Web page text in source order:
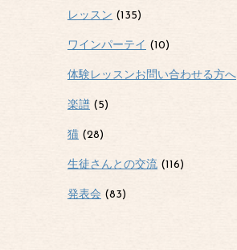
レッスン (135)
ワインパーテイ (10)
体験レッスンお問い合わせる方へ
楽譜 (5)
猫 (28)
生徒さんとの交流 (116)
発表会 (83)